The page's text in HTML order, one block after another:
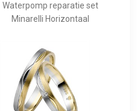
Waterpomp reparatie set
Minarelli Horizontaal